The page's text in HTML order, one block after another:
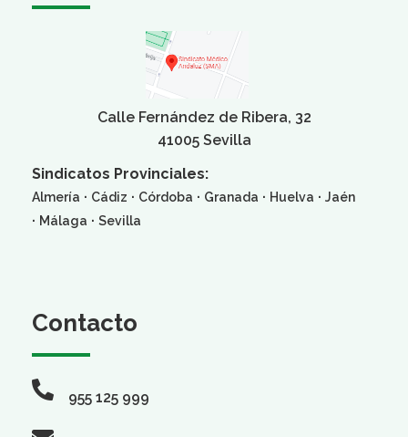
Calle Fernández de Ribera, 32
41005 Sevilla
Sindicatos Provinciales:
Almería · Cádiz · Córdoba · Granada · Huelva · Jaén
· Málaga · Sevilla
Contacto
955 125 999